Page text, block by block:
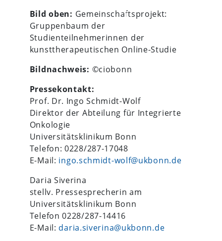
Bild oben: Gemeinschaftsprojekt:
Gruppenbaum der
Studienteilnehmerinnen der
kunsttherapeutischen Online-Studie
Bildnachweis: ©ciobonn
Pressekontakt:
Prof. Dr. Ingo Schmidt-Wolf
Direktor der Abteilung für Integrierte
Onkologie
Universitätsklinikum Bonn
Telefon: 0228/287-17048
E-Mail: ingo.schmidt-wolf@ukbonn.de
Daria Siverina
stellv. Pressesprecherin am
Universitätsklinikum Bonn
Telefon 0228/287-14416
E-Mail: daria.siverina@ukbonn.de